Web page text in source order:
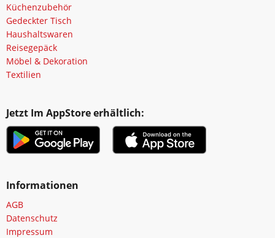
Küchenzubehör
Gedeckter Tisch
Haushaltswaren
Reisegepäck
Möbel & Dekoration
Textilien
Jetzt Im AppStore erhältlich:
Informationen
AGB
Datenschutz
Impressum